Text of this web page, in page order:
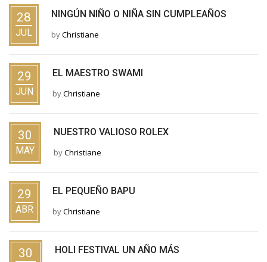
28
JUL
NINGÚN NIÑO O NIÑA SIN CUMPLEAÑOS
byChristiane
29
JUN
EL MAESTRO SWAMI
byChristiane
30
MAY
NUESTRO VALIOSO ROLEX
byChristiane
29
ABR
EL PEQUEÑO BAPU
byChristiane
30 HOLI FESTIVAL UN AÑO MÁS